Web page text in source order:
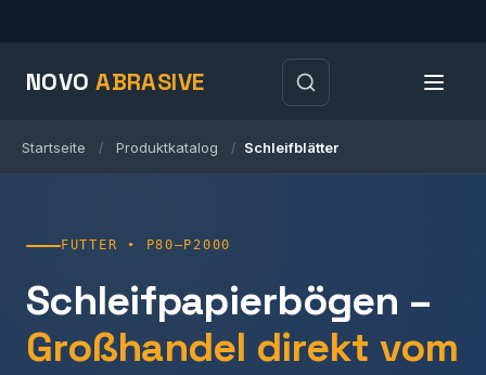
NOVOABRASIVE
Startseite / Produktkatalog / Schleifblätter
FUTTER • P80–P2000
Schleifpapierbögen –
Großhandel direkt vom